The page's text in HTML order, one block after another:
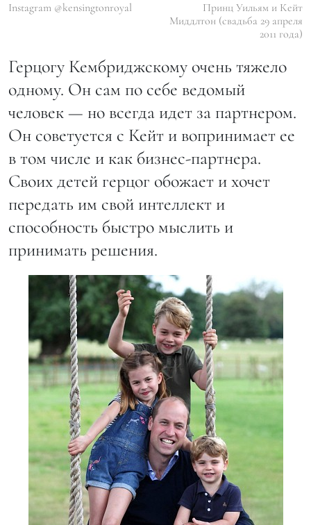
Instagram @kensingtonroyal
Принц Уильям и Кейт
Миддлтон (свадьба 29 апреля
2011 года)
Герцогу Кембриджскому очень тяжело
одному. Он сам по себе ведомый
человек — но всегда идет за партнером.
Он советуется с Кейт и вопринимает ее
в том числе и как бизнес-партнера.
Своих детей герцог обожает и хочет
передать им свой интеллект и
способность быстро мыслить и
принимать решения.